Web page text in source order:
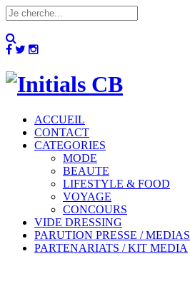
ACCUEIL
CONTACT
CATEGORIES
MODE
BEAUTE
LIFESTYLE & FOOD
VOYAGE
CONCOURS
VIDE DRESSING
PARUTION PRESSE / MEDIAS
PARTENARIATS / KIT MEDIA